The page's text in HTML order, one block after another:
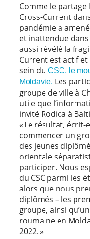
Comme le partage
Cross-Current
pandémie a
et inattendue
aussi révélé la
Current est actif
sein du CSC, le
Moldavie. Les
groupe de ville à
utile que
invité Rodica à
« Le résultat, écrit-
commencer un
des jeunes
orientale
participer. Nous
du CSC parmi les
alors que nous
diplômés – les
groupe, ainsi
roumaine en
2022. »